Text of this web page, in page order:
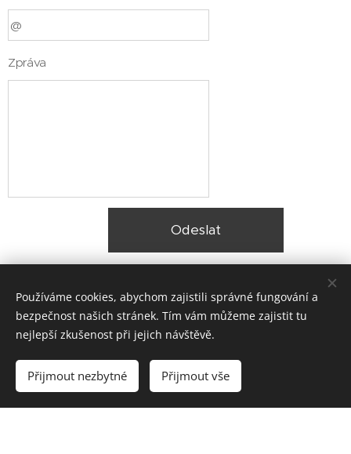
Zpráva
Odeslat
© 2025 Zateplení fasády Praha |Lokality
Vytvořeno službou Webnode
Používáme cookies, abychom zajistili správné fungování a
bezpečnost našich stránek. Tím vám můžeme zajistit tu
nejlepší zkušenost při jejich návštěvě.
Přijmout nezbytné Přijmout vše